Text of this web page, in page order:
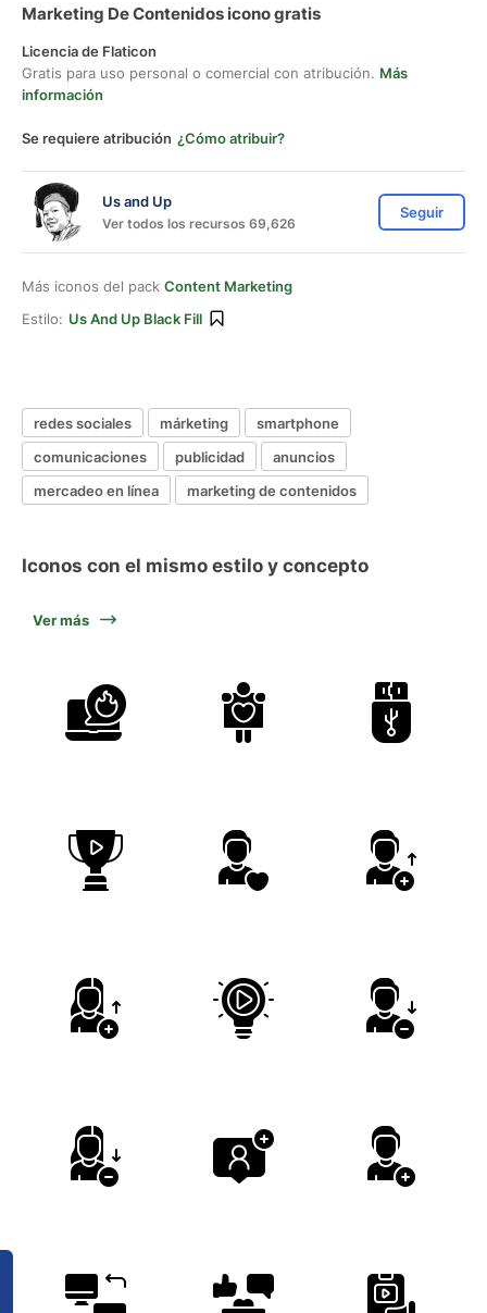
Marketing De Contenidos icono gratis
Licencia de Flaticon
Gratis para uso personal o comercial con atribución. Más
información
Se requiere atribución ¿Cómo atribuir?
Us and Up
Ver todos los recursos 69,626
Seguir
Más iconos del pack Content Marketing
Estilo: Us And Up Black Fill
redes sociales márketing
smartphone
comunicaciones
publicidad
anuncios
mercadeo en línea
marketing de contenidos
Iconos con el mismo estilo y concepto
Ver más